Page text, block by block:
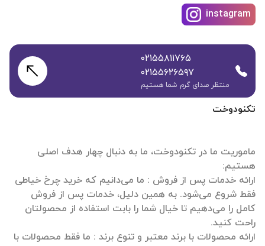
تکنودوخت
ماموریت ما در تکنودوخت، ما به دنبال چهار هدف اصلی
ارائه خدمات پس از فروش : ما می‌دانیم که خرید چرخ خیاطی
فقط شروع می‌شود. به همین دلیل، خدمات پس از فروش
کامل را می‌دهیم تا خیال شما را بابت استفاده از محصولتان
ارائه محصولات با برند معتبر و تنوع برند : ما فقط محصولات با
instagram
۰۲۱۵۵۸۱۱۷۶۵
۰۲۱۵۵۶۲۶۵۹۷
منتظر صدای گرم شما هستیم